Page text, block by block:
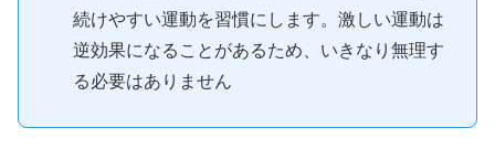
続けやすい運動を習慣にします。激しい運動は
逆効果になることがあるため、いきなり無理す
る必要はありません